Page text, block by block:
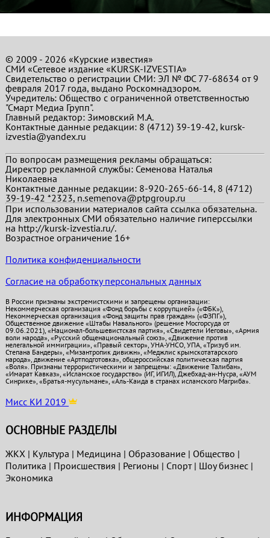
© 2009 - 2026 «Курские известия»
СМИ «Сетевое издание «KURSK-IZVESTIA»
Свидетельство о регистрации СМИ: ЭЛ № ФС 77-68634 от 9
февраля 2017 года, выдано Роскомнадзором.
Учредитель: Общество с ограниченной ответственностью
"Смарт Медиа Групп".
Главный редактор:Зимовский М.А.
Контактные данные редакции: 8 (4712) 39-19-42, kursk-
izvestia@yandex.ru
По вопросам размещения рекламы обращаться:
Директор рекламной службы: Семенова Наталья
Николаевна
Контактные данные редакции: 8-920-265-66-14, 8 (4712)
39-19-42 *2323, n.semenova@ptpgroup.ru
При использовании материалов сайта ссылка обязательна.
Для электронных СМИ обязательно наличие гиперссылки
на http://kursk-izvestia.ru/.
Возрастное ограничение 16+
Политика конфиденциальности
Согласие на обработку персональных данных
В России признаны экстремистскими и запрещены организации:
Некоммерческая организация «Фонд борьбы с коррупцией» («ФБК»),
Некоммерческая организация «Фонд защиты прав граждан» («ФЗПГ»),
Общественное движение «Штабы Навального» (решение Мосгорсуда от
09.06.2021), «Национал-большевистская партия», «Свидетели Иеговы», «Армия
воли народа», «Русский общенациональный союз», «Движение против
нелегальной иммиграции», «Правый сектор», УНА-УНСО, УПА, «Тризуб им.
Степана Бандеры», «Мизантропик дивижн», «Меджлис крымскотатарского
народа», движение «Артподготовка», общероссийская политическая партия
«Воля». Признаны террористическими и запрещены: «Движение Талибан»,
«Имарат Кавказ», «Исламское государство» (ИГ, ИГИЛ), Джебхад-ан-Нусра, «АУМ
Синрике», «Братья-мусульмане», «Аль-Каида в странах исламского Магриба».
Мисс КИ 2019
ОСНОВНЫЕ РАЗДЕЛЫ
ЖКХ| Культура | Медицина | Образование| Общество |
Политика | Проиcшествия | Регионы | Спорт| Шоу бизнес|
Экономика
ИНФОРМАЦИЯ